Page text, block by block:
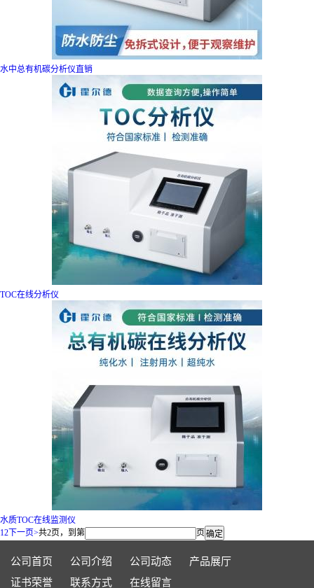
水中总有机碳分析仪直销
TOC在线分析仪
水质TOC在线监测仪
12下一页>共2页，到第 页
公司首页 公司介绍 公司动态
产品展厅
证书荣誉
联系方式 在线留言